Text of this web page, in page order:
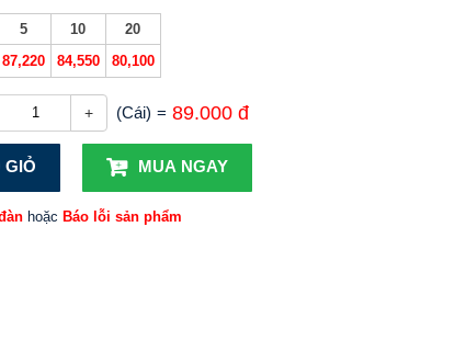
5
87,220
10
84,550
20
80,100
+ (Cái) = 89.000 đ
GIỎ MUA NGAY
hoặc Báo lỗi sản phẩm